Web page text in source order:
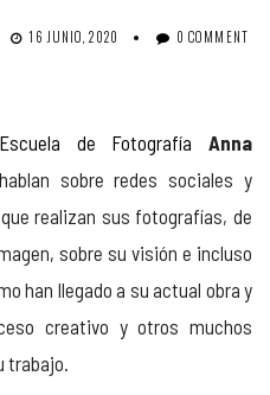
16 JUNIO, 2020 0 COMMENT
de Fotografía
Anna
sobre redes sociales y
realizan sus fotografías, de
sobre su visión e incluso
han llegado a su actual obra y
creativo y otros muchos